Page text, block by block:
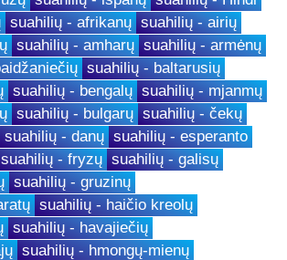
suahilių - afrikanų suahilių - airių
suahilių - amharų suahilių - armėnų
suahilių - baltarusių
suahilių - bengalų suahilių - mjanmų
suahilių - bulgarų suahilių - čekų
suahilių - danų suahilių - esperanto
suahilių - fryzų suahilių - galisų
suahilių - gruzinų
suahilių - haičio kreolų
suahilių - havajiečių
suahilių - hmongų-mienų